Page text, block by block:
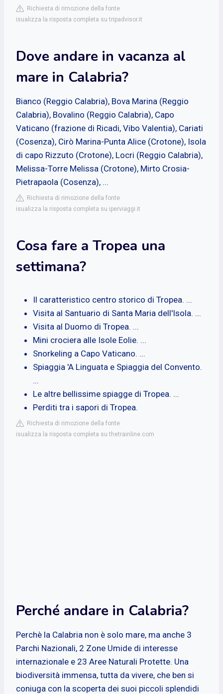
Richiesta di rimozione della fonte
isualizza la risposta completa su tripadvisor.it
Dove andare in vacanza al
mare in Calabria?
Bianco (Reggio Calabria), Bova Marina (Reggio
Calabria), Bovalino (Reggio Calabria), Capo
Vaticano (frazione di Ricadi, Vibo Valentia), Cariati
(Cosenza), Cirò Marina-Punta Alice (Crotone), Isola
di capo Rizzuto (Crotone), Locri (Reggio Calabria),
Melissa-Torre Melissa (Crotone), Mirto Crosia-
Pietrapaola (Cosenza), ...
Richiesta di rimozione della fonte
isualizza la risposta completa su iperviaggi.it
Cosa fare a Tropea una
settimana?
Il caratteristico centro storico di Tropea. ...
Visita al Santuario di Santa Maria dell'Isola. ...
Visita al Duomo di Tropea. ...
Mini crociera alle Isole Eolie. ...
Snorkeling a Capo Vaticano. ...
Spiaggia 'A Linguata e Spiaggia del Convento.
...
Le altre bellissime spiagge di Tropea. ...
Perditi tra i sapori di Tropea.
Richiesta di rimozione della fonte
isualizza la risposta completa su thetrainline.com
Perché andare in Calabria?
Perchè la Calabria non è solo mare, ma anche 3
Parchi Nazionali, 2 Zone Umide di interesse
internazionale e 23 Aree Naturali Protette. Una
biodiversità immensa, tutta da vivere, che ben si
coniuga con la scoperta dei suoi piccoli splendidi